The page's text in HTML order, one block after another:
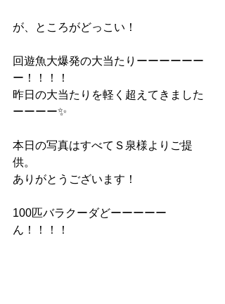
が、ところがどっこい！
回遊魚大爆発の大当たりーーーーーー
ー！！！！
昨日の大当たりを軽く超えてきました
ーーーー✨
本日の写真はすべてＳ泉様よりご提
供。
ありがとうございます！
100匹バラクーダどーーーーー
ん！！！！